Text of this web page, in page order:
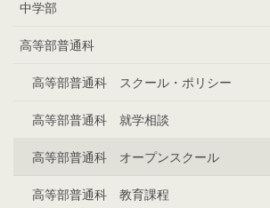
中学部
高等部普通科
高等部普通科 スクール・ポリシー
高等部普通科 就学相談
高等部普通科 オープンスクール
高等部普通科 教育課程